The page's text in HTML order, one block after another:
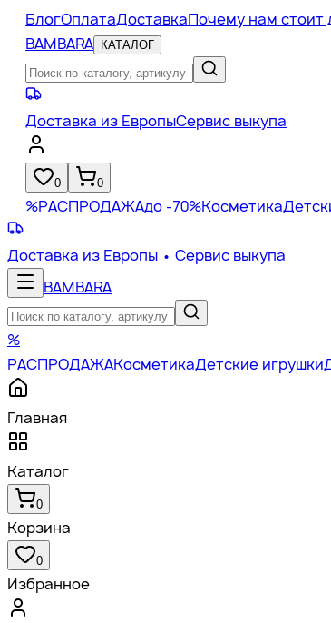
БлогОплатаДоставкаПочему нам стоит
BAMBARA
КАТАЛОГ
Доставка из ЕвропыСервис выкупа
0 0
%РАСПРОДАЖАдо -70%Косметика
Доставка из Европы • Сервис выкупа
BAMBARA
%
РАСПРОДАЖАКосметикаДетские игрушки
Главная
Каталог
0
Корзина
0
Избранное